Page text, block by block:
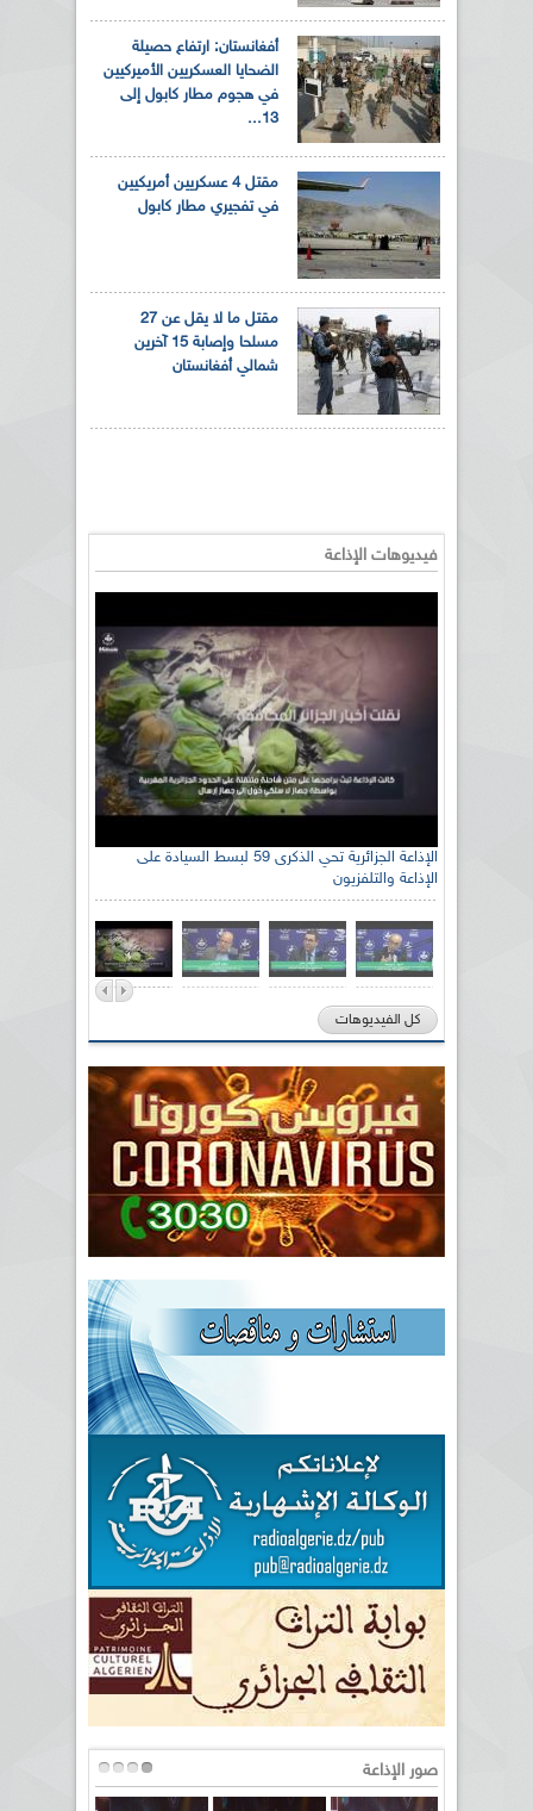
أفغانستان: ارتفاع حصيلة
الضحايا العسكريين الأميركيين
في هجوم مطار كابول إلى
13...
مقتل 4 عسكريين أمريكيين
في تفجيري مطار كابول
مقتل ما لا يقل عن 27
مسلحا وإصابة 15 آخرين
شمالي أفغانستان
فيديوهات الإذاعة
الإذاعة الجزائرية تحي الذكرى 59 لبسط السيادة على
الإذاعة والتلفزيون
كل الفيديوهات
صور الإذاعة